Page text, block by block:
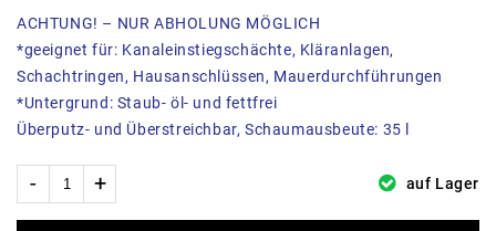
ACHTUNG! – NUR ABHOLUNG MÖGLICH
*geeignet für: Kanaleinstiegschächte, Kläranlagen,
Schachtringen, Hausanschlüssen, Mauerdurchführungen
*Untergrund: Staub- öl- und fettfrei
Überputz- und Überstreichbar, Schaumausbeute: 35 l
auf Lager